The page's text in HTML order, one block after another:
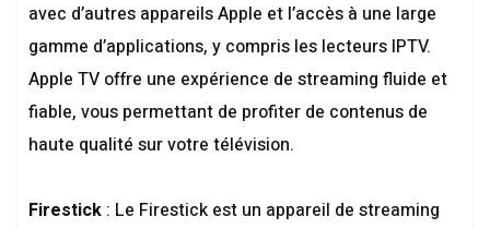
avec d’autres appareils Apple et l’accès à une large
gamme d’applications, y compris les lecteurs IPTV.
Apple TV offre une expérience de streaming fluide et
fiable, vous permettant de profiter de contenus de
haute qualité sur votre télévision.
Firestick : Le Firestick est un appareil de streaming